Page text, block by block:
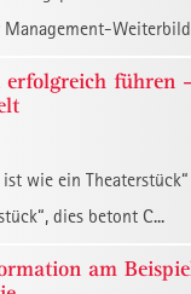
erfolgreich
ist wie ein
dies betont C...
am